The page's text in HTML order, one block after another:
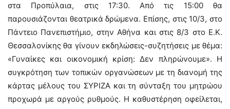
στα Προπύλαια, στις 17:30. Από τις 15:00 θα
παρουσιάζονται θεατρικά δρώμενα. Επίσης, στις 10/3, στο
Πάντειο Πανεπιστήμιο, στην Αθήνα και στις 8/3 στο Ε.Κ.
Θεσσαλονίκης θα γίνουν εκδηλώσεις-συζητήσεις με θέμα:
«Γυναίκες και οικονομική κρίση: Δεν πληρώνουμε». Η
συγκρότηση των τοπικών οργανώσεων με τη διανομή της
κάρτας μέλους του ΣΥΡΙΖΑ και τη σύνταξη του μητρώου
προχωρά με αργούς ρυθμούς. Η καθυστέρηση οφείλεται,